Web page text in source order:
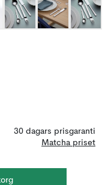
30 dagars prisgaranti
Matcha priset